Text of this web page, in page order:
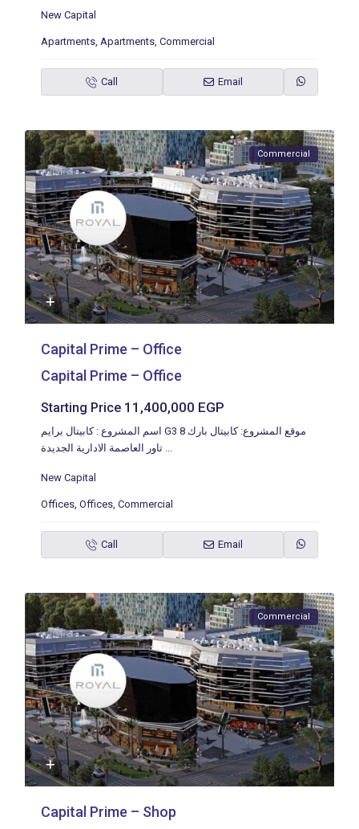
New Capital
Apartments,Apartments,Commercial
Call Email
Commercial
Capital Prime – Office
Capital Prime – Office
Starting Price 11,400,000 EGP
اسم المشروع : كابيتال برايم G3 8 موقع المشروع: كابيتال بارك
...
New Capital
Offices,Offices,Commercial
Call Email
Commercial
Capital Prime – Shop